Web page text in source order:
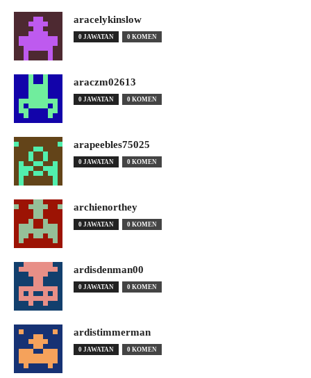
aracelykinslow
0 JAWATAN 0 KOMEN
araczm02613
0 JAWATAN 0 KOMEN
arapeebles75025
0 JAWATAN 0 KOMEN
archienorthey
0 JAWATAN 0 KOMEN
ardisdenman00
0 JAWATAN 0 KOMEN
ardistimmerman
0 JAWATAN 0 KOMEN